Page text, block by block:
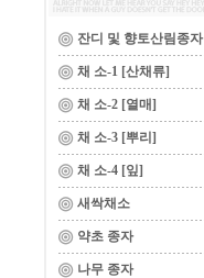
잔디 및 향토산림종자
채 소-1 [산채류]
채 소-2 [열매]
채 소-3 [뿌리]
채 소-4 [잎]
새싹채소
약초 종자
나무 종자